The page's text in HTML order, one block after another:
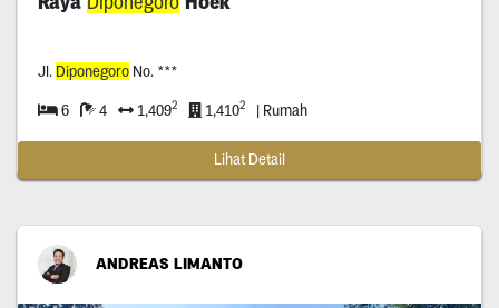
Jl. DiponegoroNo. ***
6 4 1,4092 1,4102 | Rumah
Lihat Detail
ANDREAS LIMANTO